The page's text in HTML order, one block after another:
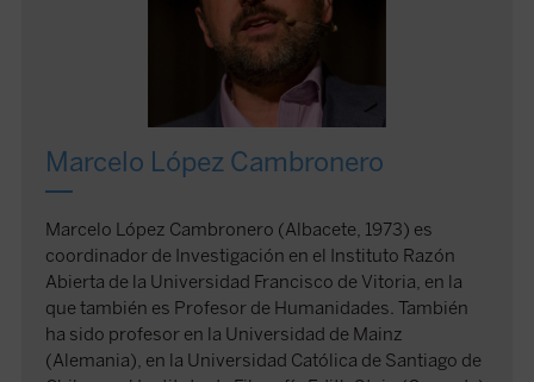
Marcelo López Cambronero
Marcelo López Cambronero (Albacete, 1973) es
coordinador de Investigación en el Instituto Razón
Abierta de la Universidad Francisco de Vitoria, en la
que también es Profesor de Humanidades. También
ha sido profesor en la Universidad de Mainz
(Alemania), en la Universidad Católica de Santiago de